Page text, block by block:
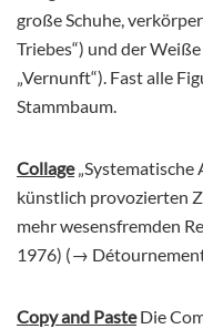
große Schuhe,
Triebes“) und der
„Vernunft“). Fast alle
Stammbaum.
Collage„Systematische
künstlich provozierten
mehr wesensfremden
1976) (→
Copy and PasteDie